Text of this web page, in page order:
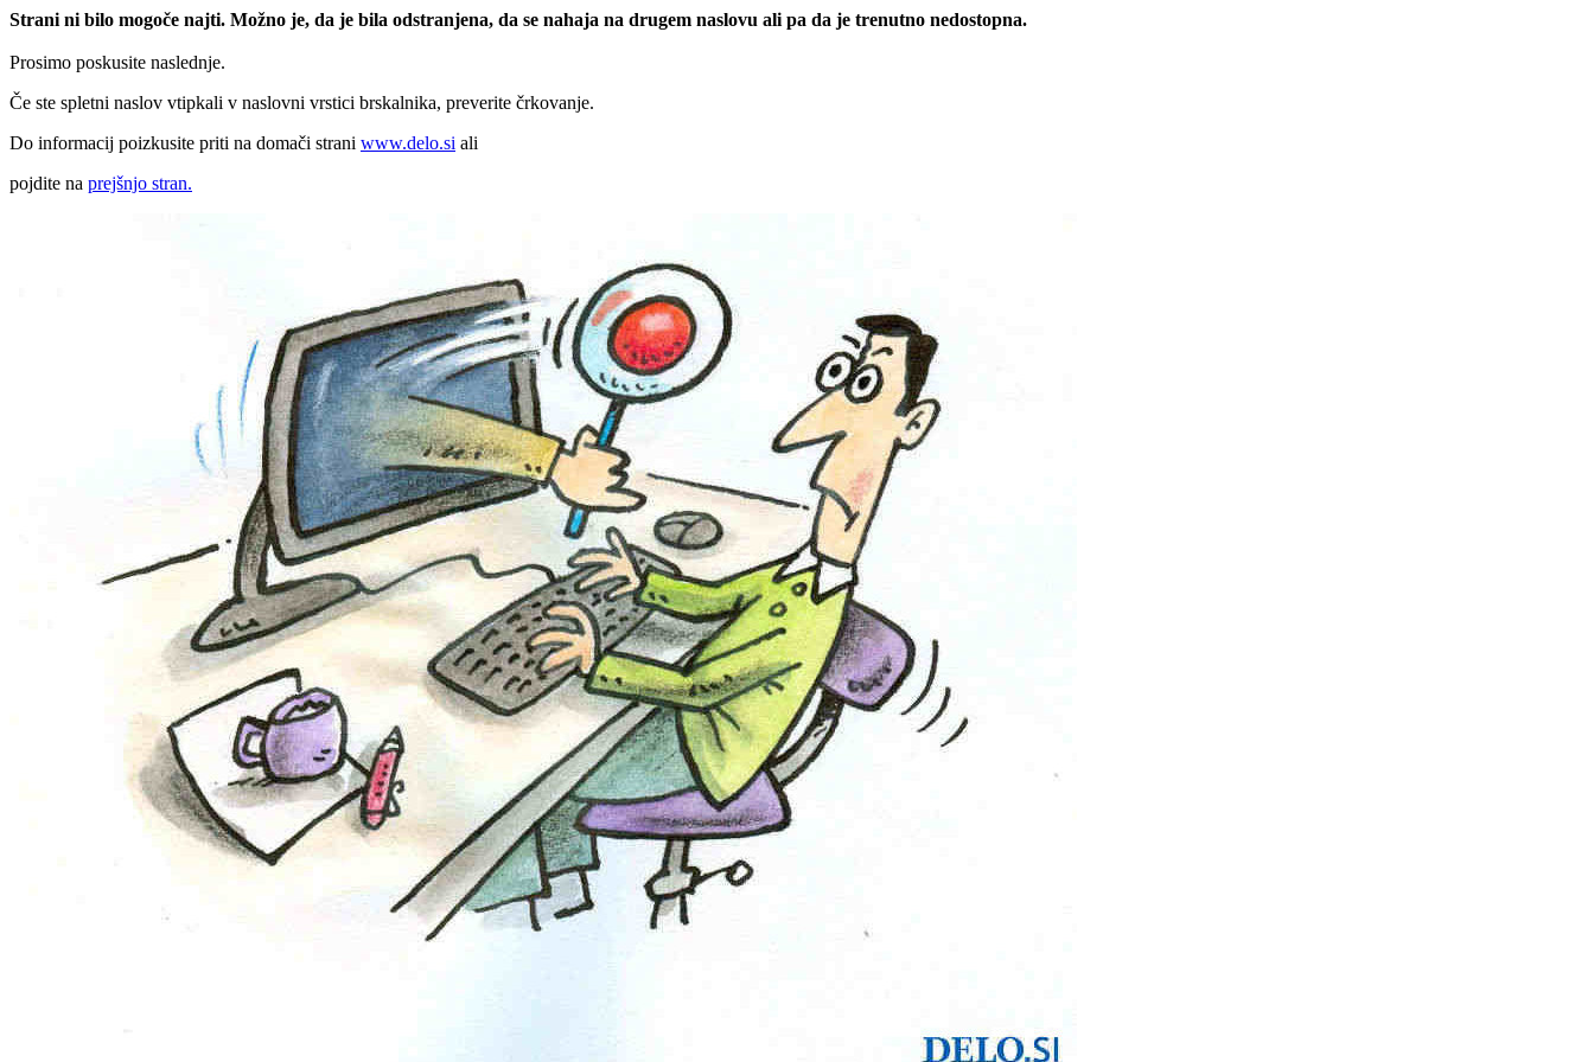
Strani ni bilo mogoče najti. Možno je, da je bila odstranjena, da se nahaja na drugem naslovu ali pa da je trenutno nedostopna.
Prosimo poskusite naslednje.
Če ste spletni naslov vtipkali v naslovni vrstici brskalnika, preverite črkovanje.
Do informacij poizkusite priti na domači strani www.delo.si ali
pojdite na prejšnjo stran.